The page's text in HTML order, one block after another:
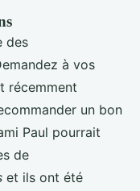
des
à vos
récemment
un bon
Paul pourrait
de
et ils ont été